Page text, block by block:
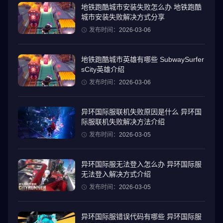
地铁跑酷城市安装失败怎么办 地铁跑酷
城市安装失败解决方式分享
发布时间： 2026-03-06
地铁跑酷城市英雄有哪些 SubwaySurfer
sCity英雄介绍
发布时间： 2026-03-06
异环国际服联机失败原因是什么 异环国
际服联机失败解决方法介绍
发布时间： 2026-03-05
异环国际服无法登入怎么办 异环国际服
无法登入解决方式介绍
发布时间： 2026-03-05
异环国际服错误代码有哪些 异环国际服